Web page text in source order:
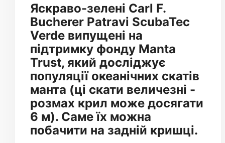
Яскраво-зелені Carl F.
Bucherer Patravi ScubaTec
Verde випущені на
підтримку фонду Manta
Trust, який досліджує
популяції океанічних скатів
манта (ці скати величезні -
розмах крил може досягати
6 м). Саме їх можна
побачити на задній кришці.